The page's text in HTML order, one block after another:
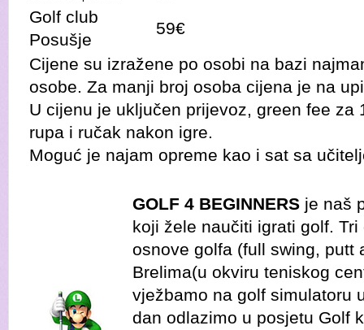
Golf club
Posušje
59€
Cijene su izražene po osobi na bazi
osobe. Za manji broj osoba cijena je na
U cijenu je uključen prijevoz, green fee za
rupa i ručak nakon igre.
Moguć je najam opreme kao i sat sa
GOLF 4 BEGINNERS je naš
koji žele naučiti igrati golf.
osnove golfa (full swing, putt
Brelima(u okviru teniskog
vježbamo na golf simulatoru
dan odlazimo u posjetu Golf